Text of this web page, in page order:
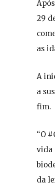
29
as
A
a
fim.
“O
vida
da